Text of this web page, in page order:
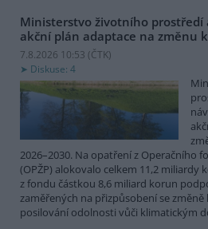
Ministerstvo životního
akční plán adaptace na změnu
7.8.2026 10:53 (ČTK)
Diskuse: 4
2026–2030. Na opatření z Operačního
(OPŽP) alokovalo celkem 11,2 miliardy
z fondu částkou 8,6 miliard korun
zaměřených na přizpůsobení se
posilování odolnosti vůči klimatickým